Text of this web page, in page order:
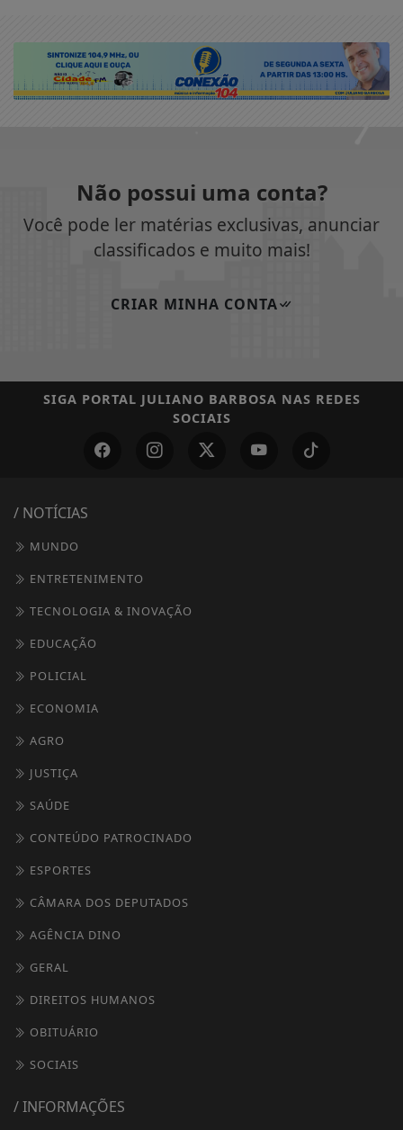
Não possui uma conta?
Você pode ler matérias exclusivas, anunciar
classificados e muito mais!
CRIAR MINHA CONTA
SIGA PORTAL JULIANO BARBOSA NAS REDES
SOCIAIS
/ NOTÍCIAS
MUNDO
ENTRETENIMENTO
TECNOLOGIA & INOVAÇÃO
EDUCAÇÃO
POLICIAL
ECONOMIA
AGRO
JUSTIÇA
SAÚDE
CONTEÚDO PATROCINADO
ESPORTES
CÂMARA DOS DEPUTADOS
AGÊNCIA DINO
GERAL
DIREITOS HUMANOS
OBITUÁRIO
SOCIAIS
/ INFORMAÇÕES